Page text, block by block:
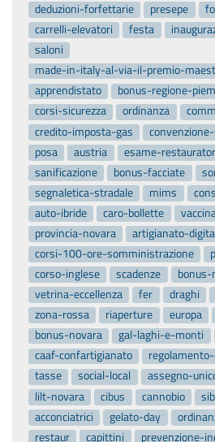
deduzioni-forfettarie
presepe
carrelli-elevatori
festa
saloni
made-in-italy-al-via-il-premio-
apprendistato
bonus-regione-
corsi-sicurezza
ordinanza
credito-imposta-gas
posa
austria
esame-
sanificazione
bonus-facciate
segnaletica-stradale
mims
auto-ibride
caro-bollette
provincia-novara
artigianato-
corsi-100-ore-somministrazione
corso-inglese
scadenze
vetrina-eccellenza
fer draghi
zona-rossa
riaperture europa
bonus-novara
gal-laghi-e-monti
caaf-confartigianato
tasse
social-local assegno-
lilt-novara
cibus cannobio
acconciatrici
gelato-day
restaur
capittini prevenzione-